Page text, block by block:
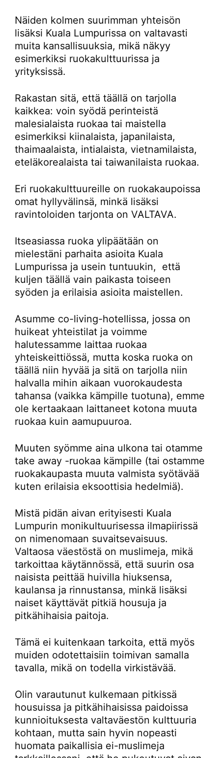
Näiden kolmen suurimman yhteisön
lisäksi Kuala Lumpurissa on valtavasti
muita kansallisuuksia, mikä näkyy
esimerkiksi ruokakulttuurissa ja
yrityksissä.
Rakastan sitä, että täällä on tarjolla
kaikkea: voin syödä perinteistä
malesialaista ruokaa tai maistella
esimerkiksi kiinalaista, japanilaista,
thaimaalaista, intialaista, vietnamilaista,
eteläkorealaista tai taiwanilaista ruokaa.
Eri ruokakulttuureille on ruokakaupoissa
omat hyllyvälinsä, minkä lisäksi
ravintoloiden tarjonta on VALTAVA.
Itseasiassa ruoka ylipäätään on
mielestäni parhaita asioita Kuala
Lumpurissa ja usein tuntuukin, että
kuljen täällä vain paikasta toiseen
syöden ja erilaisia asioita maistellen.
Asumme co-living-hotellissa, jossa on
huikeat yhteistilat ja voimme
halutessamme laittaa ruokaa
yhteiskeittiössä, mutta koska ruoka on
täällä niin hyvää ja sitä on tarjolla niin
halvalla mihin aikaan vuorokaudesta
tahansa (vaikka kämpille tuotuna), emme
ole kertaakaan laittaneet kotona muuta
ruokaa kuin aamupuuroa.
Muuten syömme aina ulkona tai otamme
take away -ruokaa kämpille (tai ostamme
ruokakaupasta muuta valmista syötävää
kuten erilaisia eksoottisia hedelmiä).
Mistä pidän aivan erityisesti Kuala
Lumpurin monikultuurisessa ilmapiirissä
on nimenomaan suvaitsevaisuus.
Valtaosa väestöstä on muslimeja, mikä
tarkoittaa käytännössä, että suurin osa
naisista peittää huivilla hiuksensa,
kaulansa ja rinnustansa, minkä lisäksi
naiset käyttävät pitkiä housuja ja
pitkähihaisia paitoja.
Tämä ei kuitenkaan tarkoita, että myös
muiden odotettaisiin toimivan samalla
tavalla, mikä on todella virkistävää.
Olin varautunut kulkemaan pitkissä
housuissa ja pitkähihaisissa paidoissa
kunnioituksesta valtaväestön kulttuuria
kohtaan, mutta sain hyvin nopeasti
huomata paikallisia ei-muslimeja